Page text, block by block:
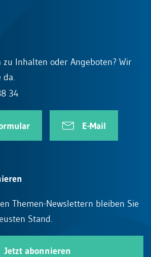
zu Inhalten oder Angeboten? Wir
da.
34
E-Mail
Themen-Newslettern bleiben Sie
Stand.
Jetzt abonnieren